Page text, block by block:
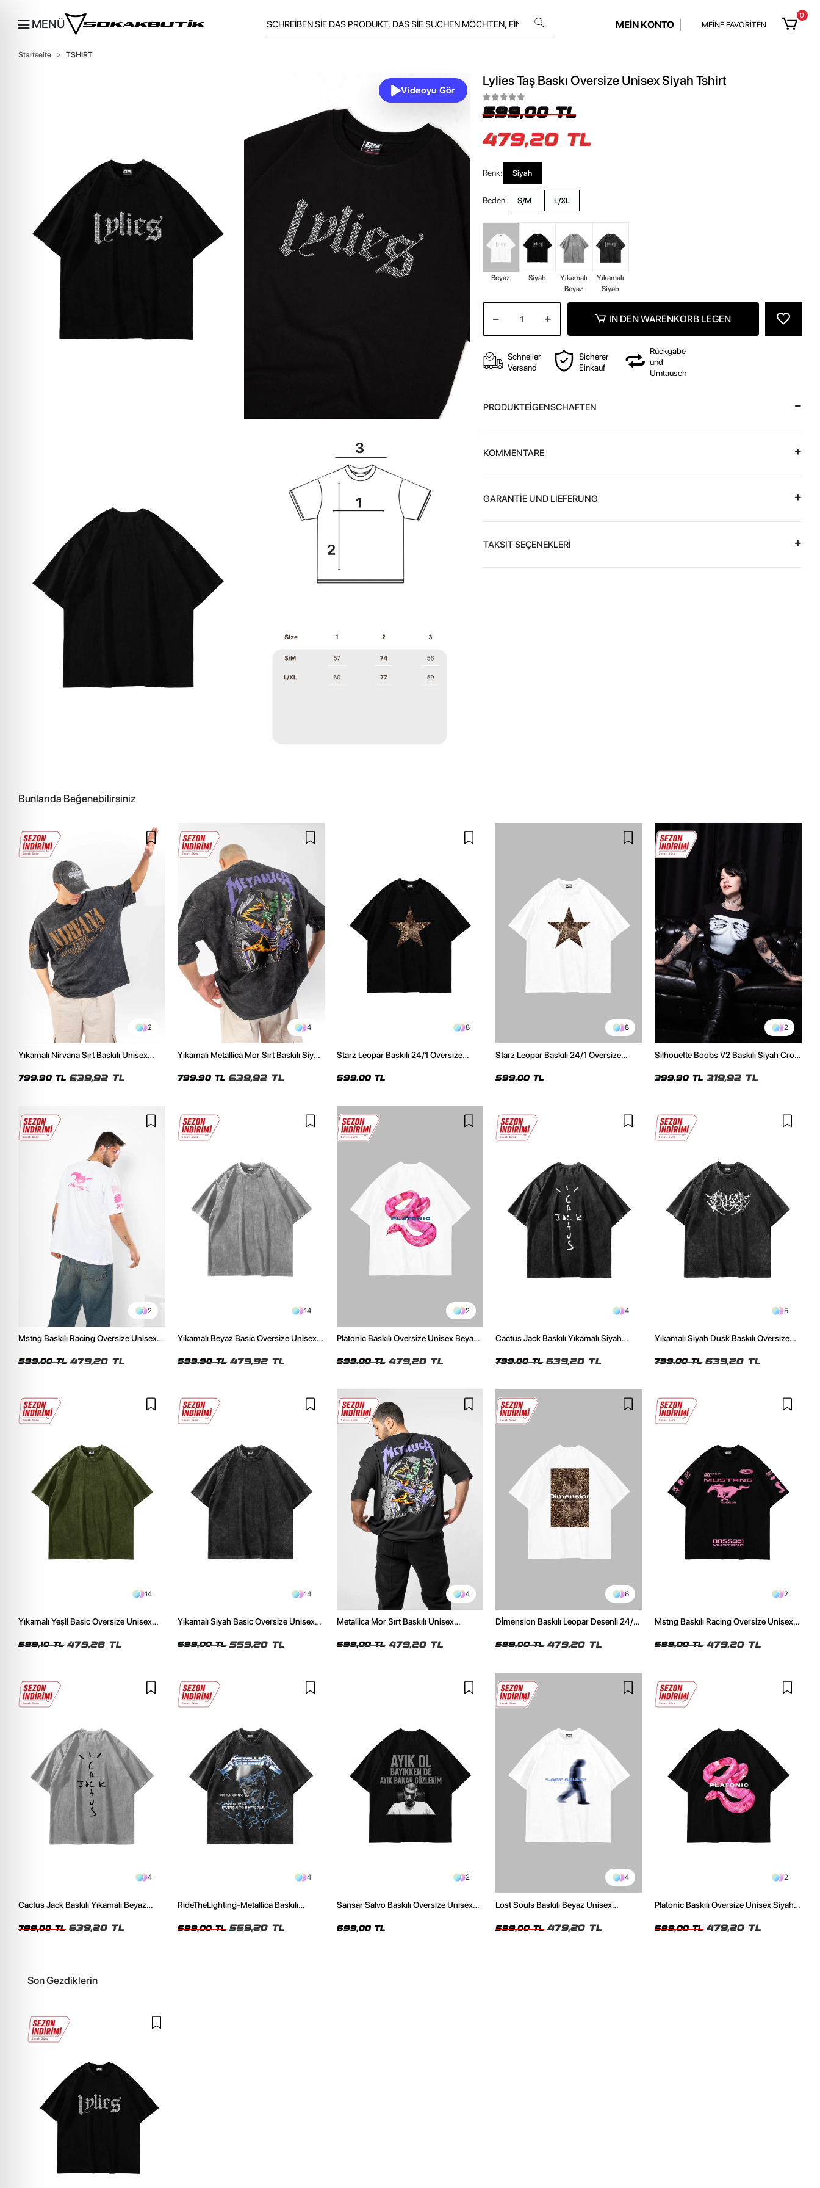
MENÜ MEİN KONTO MEİNE FAVORİTEN
0
Startseite TSHIRT
Videoyu Gör
Lylies Taş Baskı Oversize Unisex Siyah Tshirt
599,00 TL
479,20 TL
Renk: Siyah
Beden: S/M L/XL
Beyaz Siyah
Yıkamalı
Beyaz
Yıkamalı
Siyah
IN DEN WARENKORB LEGEN
Schneller
Versand
Sicherer
Einkauf
Rückgabe
und
Umtausch
PRODUKTEİGENSCHAFTEN
KOMMENTARE
GARANTİE UND LİEFERUNG
TAKSİT SEÇENEKLERİ
Bunlarıda Beğenebilirsiniz
2
Yıkamalı Nirvana Sırt Baskılı Unisex
799,90 TL 639,92 TL
4
Yıkamalı Metallica Mor Sırt Baskılı Siyah
799,90 TL 639,92 TL
8
Starz Leopar Baskılı 24/1 Oversize
599,00 TL
8
Starz Leopar Baskılı 24/1 Oversize
599,00 TL
2
Silhouette Boobs V2 Baskılı Siyah Crop
399,90 TL 319,92 TL
2
Mstng Baskılı Racing Oversize Unisex
599,00 TL 479,20 TL
14
Yıkamalı Beyaz Basic Oversize Unisex
599,90 TL 479,92 TL
2
Platonic Baskılı Oversize Unisex Beyaz
599,00 TL 479,20 TL
4
Cactus Jack Baskılı Yıkamalı Siyah
799,00 TL 639,20 TL
5
Yıkamalı Siyah Dusk Baskılı Oversize
799,00 TL 639,20 TL
14
Yıkamalı Yeşil Basic Oversize Unisex
599,10 TL 479,28 TL
14
Yıkamalı Siyah Basic Oversize Unisex
699,00 TL 559,20 TL
4
Metallica Mor Sırt Baskılı Unisex
599,00 TL 479,20 TL
6
Dİmension Baskılı Leopar Desenli 24/1
599,00 TL 479,20 TL
2
Mstng Baskılı Racing Oversize Unisex
599,00 TL 479,20 TL
4
Cactus Jack Baskılı Yıkamalı Beyaz
799,00 TL 639,20 TL
4
RideTheLighting-Metallica Baskılı
699,00 TL 559,20 TL
2
Sansar Salvo Baskılı Oversize Unisex
699,00 TL
4
Lost Souls Baskılı Beyaz Unisex
599,00 TL 479,20 TL
2
Platonic Baskılı Oversize Unisex Siyah
599,00 TL 479,20 TL
Son Gezdiklerin